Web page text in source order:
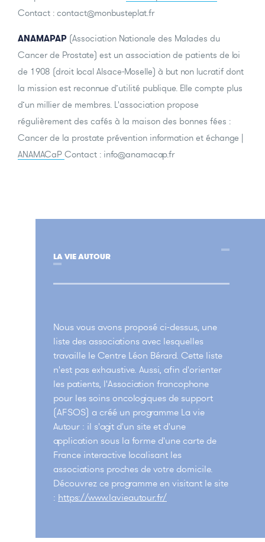
Contact : contact@monbusteplat.fr
ANAMAPAP (Association Nationale des Malades du
Cancer de Prostate) est un association de patients de loi
de 1908 (droit local Alsace-Moselle) à but non lucratif dont
la mission est reconnue d’utilité publique. Elle compte plus
d’un millier de membres. L'association propose
régulièrement des cafés à la maison des bonnes fées :
Cancer de la prostate prévention information et échange |
ANAMACaP Contact : info@anamacap.fr
LA VIE AUTOUR
Nous vous avons proposé ci-dessus, une
liste des associations avec lesquelles
travaille le Centre Léon Bérard. Cette liste
n'est pas exhaustive. Aussi, afin d'orienter
les patients, l'Association francophone
pour les soins oncologiques de support
(AFSOS) a créé un programme La vie
Autour : il s'agit d'un site et d'une
application sous la forme d'une carte de
France interactive localisant les
associations proches de votre domicile.
Découvrez ce programme en visitant le site
: https://www.lavieautour.fr/